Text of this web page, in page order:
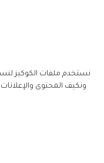
نستخدم ملفات الكوكيز
ونكيف المحتوى